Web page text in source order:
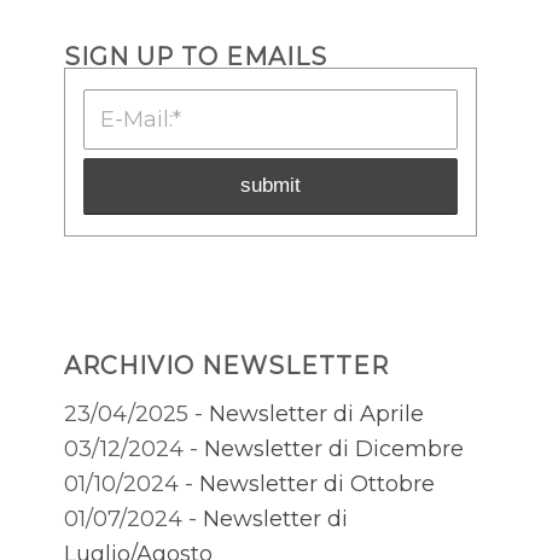
SIGN UP TO EMAILS
ARCHIVIO NEWSLETTER
23/04/2025 - Newsletter di Aprile
03/12/2024 - Newsletter di Dicembre
01/10/2024 - Newsletter di Ottobre
01/07/2024 - Newsletter di
Luglio/Agosto